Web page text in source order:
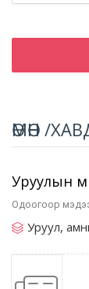
ӨМӨН /
Уруулын
Одоогоор
Уруул,